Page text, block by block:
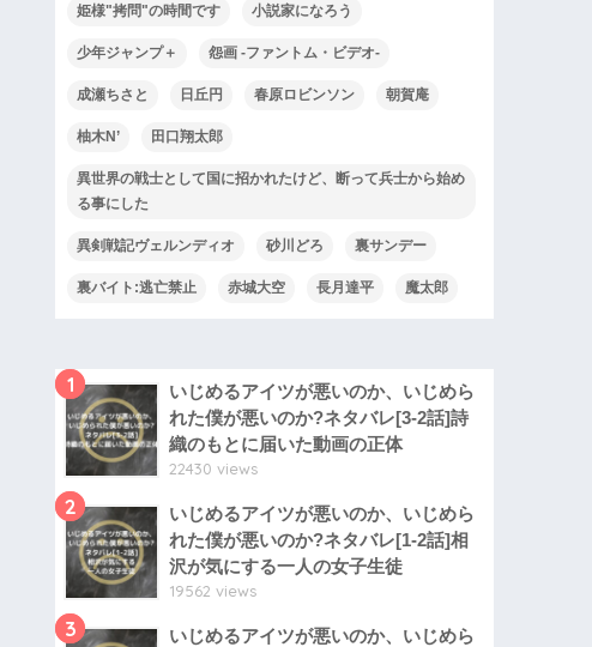
姫様"拷問"の時間です 小説家になろう
少年ジャンプ＋ 怨画 -ファントム・ビデオ-
成瀬ちさと 日丘円 春原ロビンソン 朝賀庵
柚木N’ 田口翔太郎
異世界の戦士として国に招かれたけど、断って兵士から始め
る事にした
異剣戦記ヴェルンディオ 砂川どろ 裏サンデー
裏バイト:逃亡禁止 赤城大空 長月達平 魔太郎
1
いじめるアイツが悪いのか、いじめら
れた僕が悪いのか?ネタバレ[3-2話]詩
織のもとに届いた動画の正体
22430 views
2
いじめるアイツが悪いのか、いじめら
れた僕が悪いのか?ネタバレ[1-2話]相
沢が気にする一人の女子生徒
19562 views
3
いじめるアイツが悪いのか、いじめら